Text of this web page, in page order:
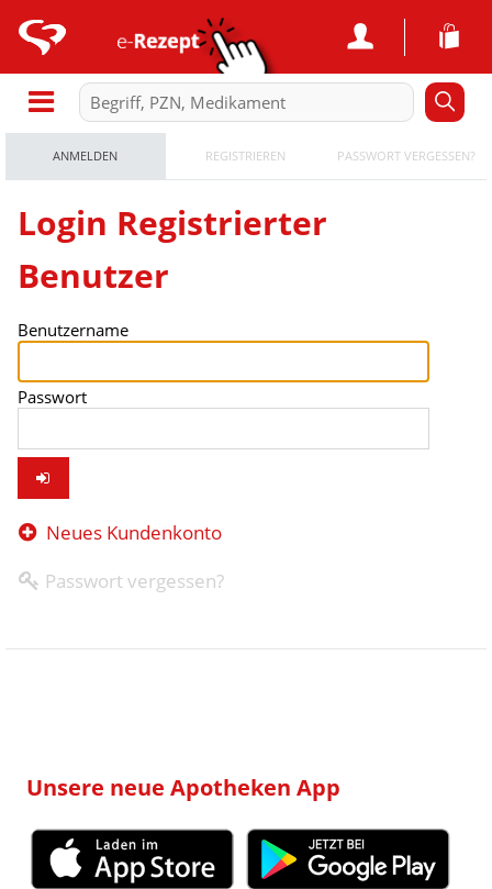
ANMELDEN REGISTRIEREN PASSWORT VERGESSEN?
Login Registrierter
Benutzer
Benutzername
Passwort
Neues Kundenkonto
Passwort vergessen?
Unsere neue Apotheken App